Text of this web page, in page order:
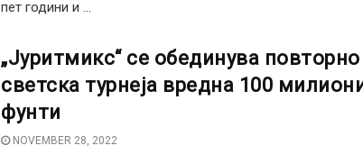
пет години и ...
„Јуритмикс“ се обединува повторно
светска турнеја вредна 100
фунти
NOVEMBER 28, 2022